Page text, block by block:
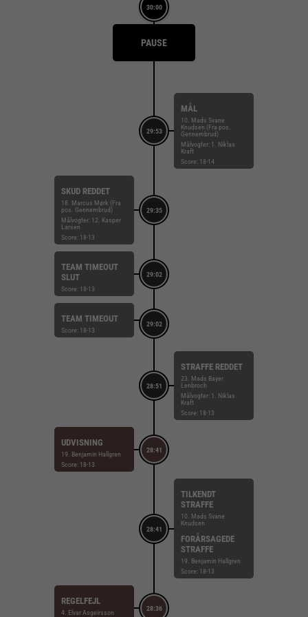
30:00
PAUSE
29:53
MÅL
10. Mads Svane
Knudsen (Fra pos.
Gennembrud)
Målvogter: 1. Niklas
Kraft
Score: 18-14
29:35
SKUD REDDET
18. Marcus Mørk (Fra
pos. Gennembrud)
Målvogter: 12. Kasper
Larsen
Score: 18-13
29:02
TEAM TIMEOUT
SLUT
Score: 18-13
29:02
TEAM TIMEOUT
Score: 18-13
28:51
STRAFFE REDDET
23. Mads Bayer
Lenbroch
Målvogter: 1. Niklas
Kraft
Score: 18-13
28:41
UDVISNING
19. Benjamin Hallgren
Score: 18-13
28:41
TILKENDT
STRAFFE
10. Mads Svane
Knudsen
FORÅRSAGEDE
STRAFFE
19. Benjamin Hallgren
Score: 18-13
28:36
REGELFEJL
4. Elvar Asgeirsson